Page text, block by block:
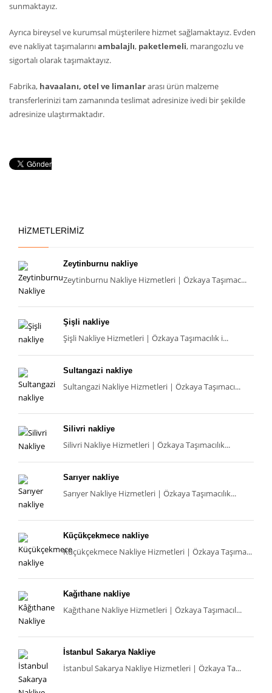
sunmaktayız.
Ayrıca bireysel ve kurumsal müşterilere hizmet sağlamaktayız. Evden
eve nakliyat taşımalarınıambalajlı, paketlemeli, marangozlu ve
sigortalı olarak taşımaktayız.
Fabrika, havaalanı, otel ve limanlararası ürün malzeme
transferlerinizi tam zamanında teslimat adresinize ivedi bir şekilde
adresinize ulaştırmaktadır.
HİZMETLERİMİZ
Zeytinburnu nakliye
Zeytinburnu Nakliye Hizmetleri | Özkaya Taşımac...
Şişli nakliye
Şişli Nakliye Hizmetleri | Özkaya Taşımacılık i...
Sultangazi nakliye
Sultangazi Nakliye Hizmetleri | Özkaya Taşımacı...
Silivri nakliye
Silivri Nakliye Hizmetleri | Özkaya Taşımacılık...
Sarıyer nakliye
Sarıyer Nakliye Hizmetleri | Özkaya Taşımacılık...
Küçükçekmece nakliye
Küçükçekmece Nakliye Hizmetleri | Özkaya Taşıma...
Kağıthane nakliye
Kağıthane Nakliye Hizmetleri | Özkaya Taşımacıl...
İstanbul Sakarya Nakliye
İstanbul Sakarya Nakliye Hizmetleri | Özkaya Ta...